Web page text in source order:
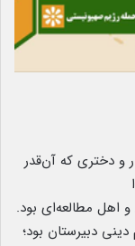
و دختری که آن‌قدر
اهل مطالعه‌ای بود.
دبیرستان بود؛